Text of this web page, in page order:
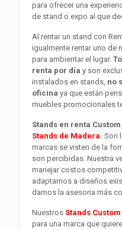
para ofrecer una
de stand o expo al que
Al rentar un stand con
igualmente rentar uno de
para ambientar el lugar.
renta por día y son
instalados en stands, no
oficina ya que están
muebles promocionales
Stands en renta
Stands de Madera. Son
marcas se visten de la
son percibidas. Nuestra
manejar costos
adaptarnos a diseños
damos la asesoria más
Nuestros Stands
para una marca que